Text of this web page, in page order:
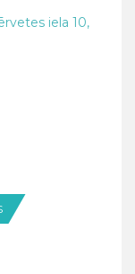
iela 10,